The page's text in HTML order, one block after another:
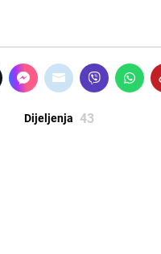
Dijeljenja 43